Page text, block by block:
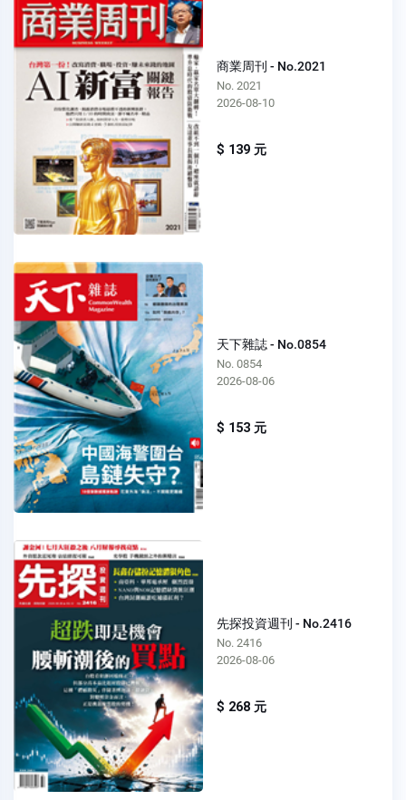
商業周刊 - No.2021
No. 2021
2026-08-10
$ 139 元
天下雜誌 - No.0854
No. 0854
2026-08-06
$ 153 元
先探投資週刊 - No.2416
No. 2416
2026-08-06
$ 268 元